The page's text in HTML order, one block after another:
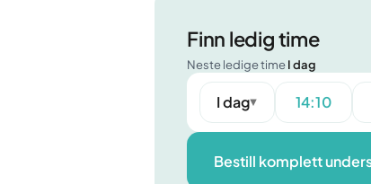
Finn ledig time
Neste ledige timeI dag
I dag▼ 14:10
Bestill komplett